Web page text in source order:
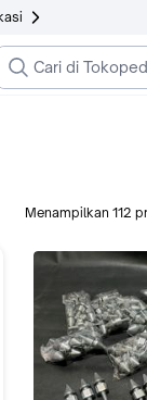
Menampilkan 112